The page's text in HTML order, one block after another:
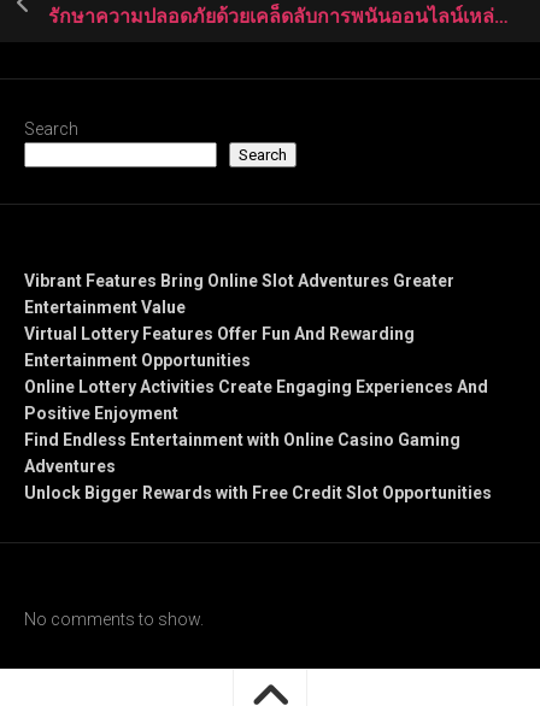
รักษาความปลอดภัยด้วยเคล็ดลับการพนันออนไลน์เหล่านี้
Search
Search
Vibrant Features Bring Online Slot Adventures Greater
Entertainment Value
Virtual Lottery Features Offer Fun And Rewarding
Entertainment Opportunities
Online Lottery Activities Create Engaging Experiences And
Positive Enjoyment
Find Endless Entertainment with Online Casino Gaming
Adventures
Unlock Bigger Rewards with Free Credit Slot Opportunities
No comments to show.